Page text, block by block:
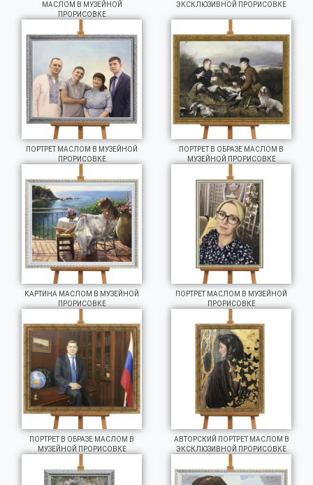
МАСЛОМ В МУЗЕЙНОЙ
ПРОРИСОВКЕ
ЭКСКЛЮЗИВНОЙ ПРОРИСОВКЕ
ПОРТРЕТ МАСЛОМ В МУЗЕЙНОЙ
ПРОРИСОВКЕ
ПОРТРЕТ В ОБРАЗЕ МАСЛОМ В
МУЗЕЙНОЙ ПРОРИСОВКЕ
КАРТИНА МАСЛОМ В МУЗЕЙНОЙ
ПРОРИСОВКЕ
ПОРТРЕТ МАСЛОМ В МУЗЕЙНОЙ
ПРОРИСОВКЕ
ПОРТРЕТ В ОБРАЗЕ МАСЛОМ В
МУЗЕЙНОЙ ПРОРИСОВКЕ
АВТОРСКИЙ ПОРТРЕТ МАСЛОМ В
ЭКСКЛЮЗИВНОЙ ПРОРИСОВКЕ